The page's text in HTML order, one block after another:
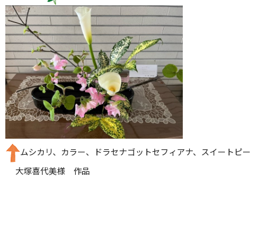
ムシカリ、カラー、ドラセナゴットセフィアナ、スイートピー
大塚喜代美様 作品